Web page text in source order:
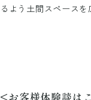
るよう土間スペースを
<お客様体験談は